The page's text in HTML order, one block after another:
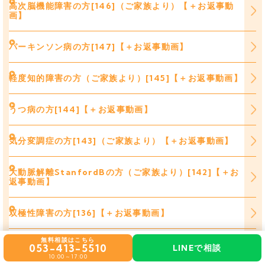
高次脳機能障害の方[146]（ご家族より）【＋お返事動
画】
パーキンソン病の方[147]【＋お返事動画】
軽度知的障害の方（ご家族より）[145]【＋お返事動画】
うつ病の方[144]【＋お返事動画】
気分変調症の方[143]（ご家族より）【＋お返事動画】
大動脈解離StanfordBの方（ご家族より）[142]【＋お
返事動画】
双極性障害の方[136]【＋お返事動画】
発達障害の方[135]【＋お返事動画】
無料相談はこちら
053-413-5510
10:00～17:00
LINEで相談